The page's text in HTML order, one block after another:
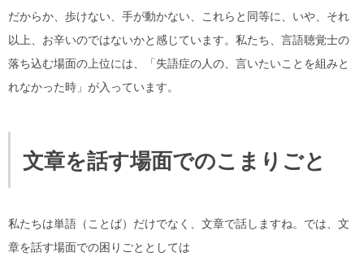
だからか、歩けない、手が動かない、これらと同等に、いや、それ
以上、お辛いのではないかと感じています。私たち、言語聴覚士の
落ち込む場面の上位には、「失語症の人の、言いたいことを組みと
れなかった時」が入っています。
文章を話す場面でのこまりごと
私たちは単語（ことば）だけでなく、文章で話しますね。では、文
章を話す場面での困りごととしては